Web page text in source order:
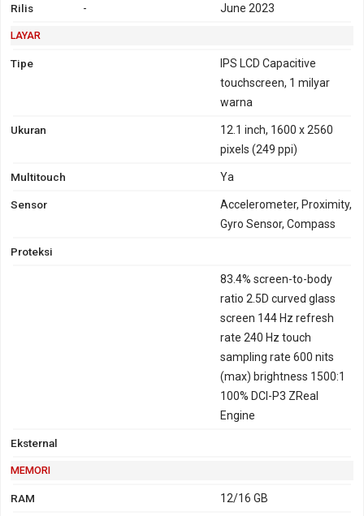
Rilis - June 2023
LAYAR
Tipe
IPS LCD Capacitive
touchscreen, 1 milyar
warna
Ukuran
12.1 inch, 1600 x 2560
pixels (249 ppi)
Multitouch Ya
Sensor
Accelerometer, Proximity,
Gyro Sensor, Compass
Proteksi
83.4% screen-to-body
ratio 2.5D curved glass
screen 144 Hz refresh
rate 240 Hz touch
sampling rate 600 nits
(max) brightness 1500:1
100% DCI-P3 ZReal
Engine
Eksternal
MEMORI
RAM 12/16 GB